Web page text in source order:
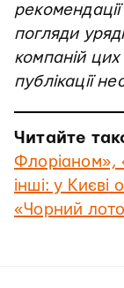
погляди
компаній цих
публікації
Читайте
Флоріаном»,
інші: у Києві
«Чорний